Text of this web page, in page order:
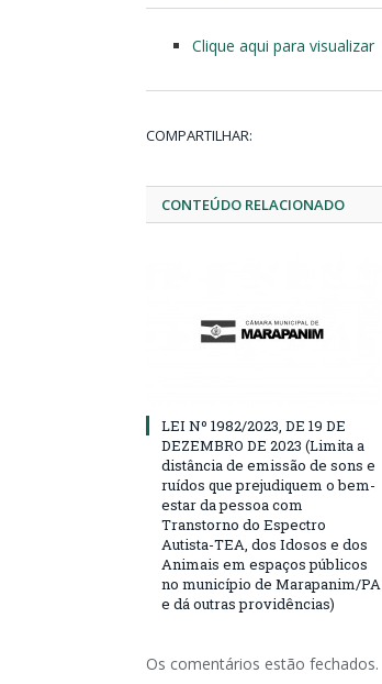
Clique aqui para visualizar
COMPARTILHAR:
CONTEÚDO RELACIONADO
LEI Nº 1982/2023, DE 19 DE
DEZEMBRO DE 2023 (Limita a
distância de emissão de sons e
ruídos que prejudiquem o bem-
estar da pessoa com
Transtorno do Espectro
Autista-TEA, dos Idosos e dos
Animais em espaços públicos
no município de Marapanim/PA
e dá outras providências)
Os comentários estão fechados.